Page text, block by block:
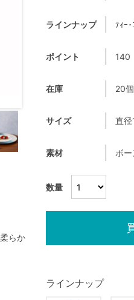
らか
数量
ラインナップ ﾃｨｰ･
ポイント 140
在庫 20
サイズ 直
素材 ボ
ラインナップ